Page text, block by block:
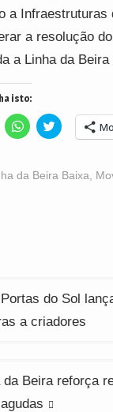
a Infraestruturas
a resolução
a Linha da Beira
isto:
Click
to
(Opens
Click
to
share
(Opens
da Beira Baixa
do Sol
a criadores
da Beira reforça